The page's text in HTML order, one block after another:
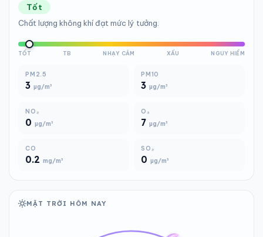
Tốt
Chất lượng không khí đạt mức lý tưởng.
TỐT TB NHẠY CẢM XẤU NGUY HIỂM
PM2.5
3 µg/m³
PM10
3 µg/m³
NO₂
0 µg/m³
O₃
7 µg/m³
CO
0.2 mg/m³
SO₂
0 µg/m³
MẶT TRỜI HÔM NAY